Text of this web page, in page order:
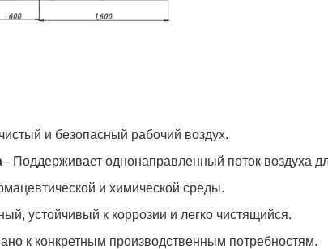
и безопасный рабочий воздух.
– Поддерживает однонаправленный поток воздуха
и химической среды.
устойчивый к коррозии и легко чистящийся.
к конкретным производственным потребностям.